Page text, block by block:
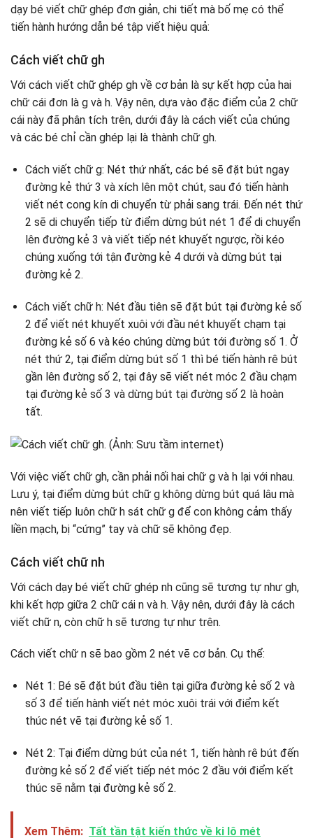
dạy bé viết chữ ghép đơn giản, chi tiết mà bố mẹ có thể
tiến hành hướng dẫn bé tập viết hiệu quả:
Cách viết chữ gh
Với cách viết chữ ghép gh về cơ bản là sự kết hợp của hai
chữ cái đơn là g và h. Vậy nên, dựa vào đặc điểm của 2 chữ
cái này đã phân tích trên, dưới đây là cách viết của chúng
và các bé chỉ cần ghép lại là thành chữ gh.
Cách viết chữ g: Nét thứ nhất, các bé sẽ đặt bút ngay
đường kẻ thứ 3 và xích lên một chút, sau đó tiến hành
viết nét cong kín di chuyển từ phải sang trái. Đến nét thứ
2 sẽ di chuyển tiếp từ điểm dừng bút nét 1 để di chuyển
lên đường kẻ 3 và viết tiếp nét khuyết ngược, rồi kéo
chúng xuống tới tận đường kẻ 4 dưới và dừng bút tại
đường kẻ 2.
Cách viết chữ h: Nét đầu tiên sẽ đặt bút tại đường kẻ số
2 để viết nét khuyết xuôi với đầu nét khuyết chạm tại
đường kẻ số 6 và kéo chúng dừng bút tới đường số 1. Ở
nét thứ 2, tại điểm dừng bút số 1 thì bé tiến hành rê bút
gần lên đường số 2, tại đây sẽ viết nét móc 2 đầu chạm
tại đường kẻ số 3 và dừng bút tại đường số 2 là hoàn
tất.
Với việc viết chữ gh, cần phải nối hai chữ g và h lại với nhau.
Lưu ý, tại điểm dừng bút chữ g không dừng bút quá lâu mà
nên viết tiếp luôn chữ h sát chữ g để con không cảm thấy
liền mạch, bị “cứng” tay và chữ sẽ không đẹp.
Cách viết chữ nh
Với cách dạy bé viết chữ ghép nh cũng sẽ tương tự như gh,
khi kết hợp giữa 2 chữ cái n và h. Vậy nên, dưới đây là cách
viết chữ n, còn chữ h sẽ tương tự như trên.
Cách viết chữ n sẽ bao gồm 2 nét vẽ cơ bản. Cụ thể:
Nét 1: Bé sẽ đặt bút đầu tiên tại giữa đường kẻ số 2 và
số 3 để tiến hành viết nét móc xuôi trái với điểm kết
thúc nét vẽ tại đường kẻ số 1.
Nét 2: Tại điểm dừng bút của nét 1, tiến hành rê bút đến
đường kẻ số 2 để viết tiếp nét móc 2 đầu với điểm kết
thúc sẽ nằm tại đường kẻ số 2.
Xem Thêm: Tất tần tật kiến thức về ki lô mét